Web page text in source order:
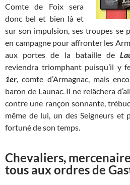
Comte de Foix sera
donc bel et bien là et
sur son impulsion, ses troupes se
en campagne pour affronter les
aux portes de la bataille de
reviendra triomphant puisqu’il y
1er, comte d’Armagnac, mais
baron de Launac. Il ne relâchera
contre une rançon sonnante,
même de lui, un des Seigneurs et
fortuné de son temps.
Chevaliers,
tous aux ordres de